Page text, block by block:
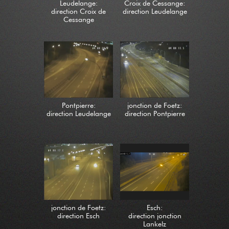
Leudelange:
direction Croix de
Cessange
Croix de Cessange:
direction Leudelange
Pontpierre:
direction Leudelange
jonction de Foetz:
direction Pontpierre
jonction de Foetz:
direction Esch
Esch:
direction jonction
Lankelz